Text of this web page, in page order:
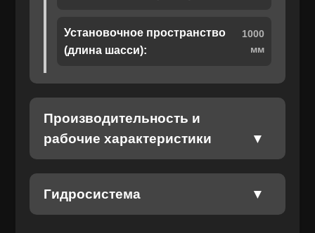
Отправить
Политика конфиденциальности
Даю своё согласие на обработку персональных данных.
Установочное пространство
(длина шасси):
1000
мм
Производительность и
рабочие характеристики
Гидросистема